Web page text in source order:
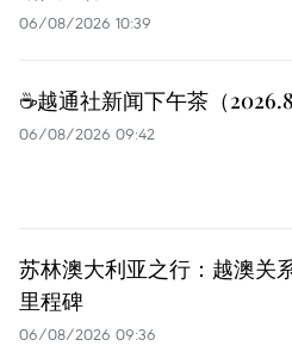
06/08/2026 10:39
☕️越通社新闻下午茶（
06/08/2026 09:42
苏林澳大利亚之行：越澳关
里程碑
06/08/2026 09:36